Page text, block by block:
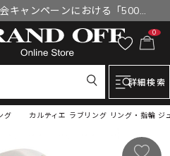
キャンペーンにおける「500円
与漏れと補填について
0
詳細検索
カルティエ ラブリング リング・指輪
グ